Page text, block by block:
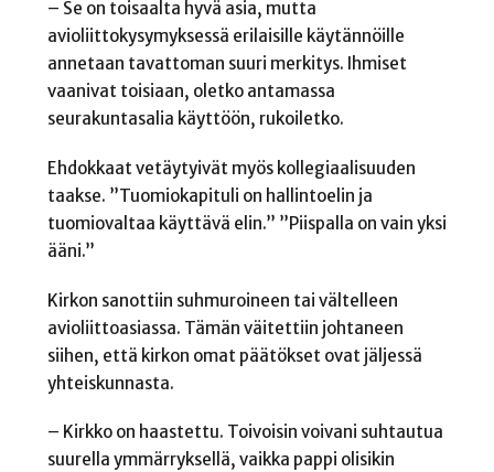
– Se on toisaalta hyvä asia, mutta
avioliittokysymyksessä erilaisille käytännöille
annetaan tavattoman suuri merkitys. Ihmiset
vaanivat toisiaan, oletko antamassa
seurakuntasalia käyttöön, rukoiletko.
Ehdokkaat vetäytyivät myös kollegiaalisuuden
taakse. ”Tuomiokapituli on hallintoelin ja
tuomiovaltaa käyttävä elin.” ”Piispalla on vain yksi
ääni.”
Kirkon sanottiin suhmuroineen tai vältelleen
avioliittoasiassa. Tämän väitettiin johtaneen
siihen, että kirkon omat päätökset ovat jäljessä
yhteiskunnasta.
– Kirkko on haastettu. Toivoisin voivani suhtautua
suurella ymmärryksellä, vaikka pappi olisikin